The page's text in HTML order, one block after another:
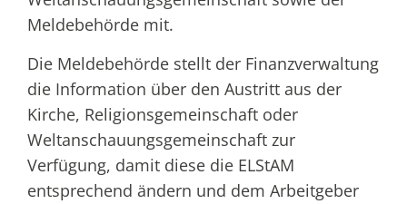
Meldebehörde mit.
Die Meldebehörde stellt der Finanzverwaltung
die Information über den Austritt aus der
Kirche, Religionsgemeinschaft oder
Weltanschauungsgemeinschaft zur
Verfügung, damit diese die ELStAM
entsprechend ändern und dem Arbeitgeber